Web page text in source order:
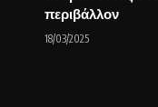
περιβάλλον
18/03/2025